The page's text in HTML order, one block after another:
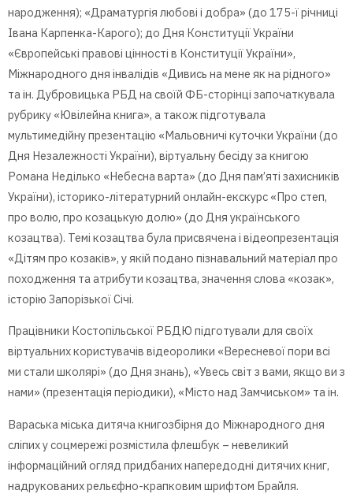
народження); «Драматургія любові і добра» (до 175-ї річниці
Івана Карпенка-Карого); до Дня Конституції України
«Європейські правові цінності в Конституції України»,
Міжнародного дня інвалідів «Дивись на мене як на рідного»
та ін. Дубровицька РБД на своїй ФБ-сторінці започаткувала
рубрику «Ювілейна книга», а також підготувала
мультимедійну презентацію «Мальовничі куточки України (до
Дня Незалежності України), віртуальну бесіду за книгою
Романа Неділько «Небесна варта» (до Дня пам’яті захисників
України), історико-літературний онлайн-екскурс «Про степ,
про волю, про козацькую долю» (до Дня українського
козацтва). Темі козацтва була присвячена і відеопрезентація
«Дітям про козаків», у якій подано пізнавальний матеріал про
походження та атрибути козацтва, значення слова «козак»,
історію Запорізької Січі.
Працівники Костопільської РБДЮ підготували для своїх
віртуальних користувачів відеоролики «Вересневої пори всі
ми стали школярі» (до Дня знань), «Увесь світ з вами, якщо ви з
нами» (презентація періодики), «Місто над Замчиськом» та ін.
Вараська міська дитяча книгозбірня до Міжнародного дня
сліпих у соцмережі розмістила флешбук – невеликий
інформаційний огляд придбаних напередодні дитячих книг,
надрукованих рельєфно-крапковим шрифтом Брайля.